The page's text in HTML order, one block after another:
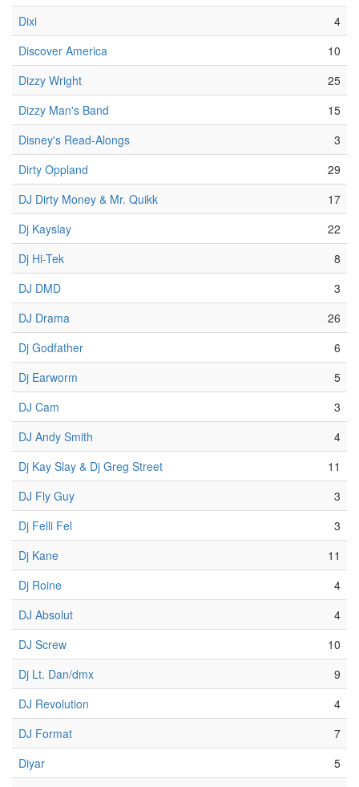
Dixi
4
Discover America
10
Dizzy Wright
25
Dizzy Man's Band
15
Disney's Read-Alongs
3
Dirty Oppland
29
DJ Dirty Money & Mr. Quikk
17
Dj Kayslay
22
Dj Hi-Tek
8
DJ DMD
3
DJ Drama
26
Dj Godfather
6
Dj Earworm
5
DJ Cam
3
DJ Andy Smith
4
Dj Kay Slay & Dj Greg Street
11
DJ Fly Guy
3
Dj Felli Fel
3
Dj Kane
11
Dj Roine
4
DJ Absolut
4
DJ Screw
10
Dj Lt. Dan/dmx
9
DJ Revolution
4
DJ Format
7
Diyar
5